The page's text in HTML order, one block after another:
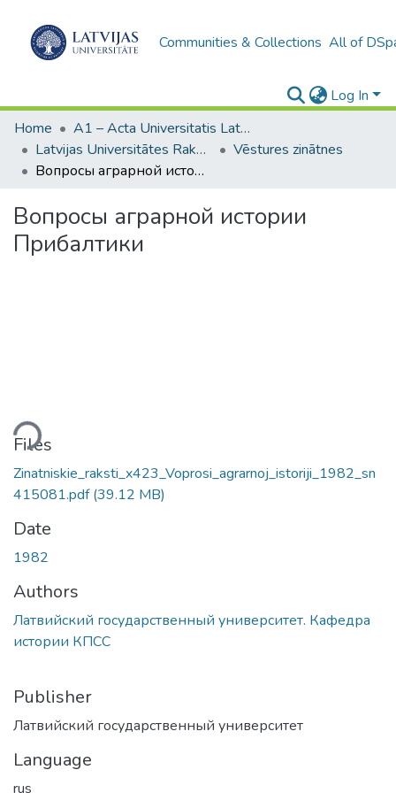
Communities & Collections All of
Log In
Home
A1 – Acta Universitatis Latviensis / Universitātes raksti / Scientific papers
Latvijas Universitātes Raksti (1949– )
Vēstures zinātnes
Вопросы аграрной истории Прибалтики
Вопросы аграрной истории
Прибалтики
Files
Zinatniskie_raksti_x423_Voprosi_agrarnoj_istoriji_1982_sn
415081.pdf(39.12 MB)
Date
1982
Authors
Латвийский государственный университет. Кафедра
истории КПСС
Publisher
Латвийский государственный университет
Language
rus